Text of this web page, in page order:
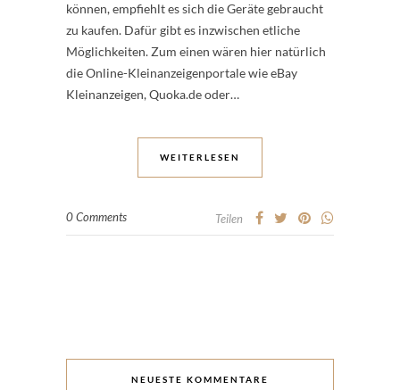
können, empfiehlt es sich die Geräte gebraucht
zu kaufen. Dafür gibt es inzwischen etliche
Möglichkeiten. Zum einen wären hier natürlich
die Online-Kleinanzeigenportale wie eBay
Kleinanzeigen, Quoka.de oder…
WEITERLESEN
0 Comments Teilen
NEUESTE KOMMENTARE